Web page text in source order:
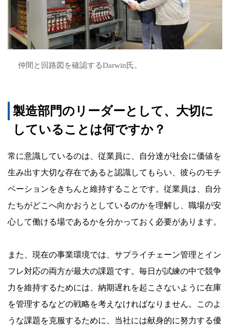
仲間と回路図を確認するDarwin氏。
製造部門のリーダーとして、大切に
していることは何ですか？
常に意識しているのは、従業員に、自分達が社会に価値を
生み出す大切な存在であると認識してもらい、彼らのモチ
ベーションをきちんと維持することです。従業員は、自分
たちがどこへ向かおうとしているのかを理解し、職場が安
心して働ける場であるかを分かっておく必要があります。
また、現在の事業環境では、サプライチェーン管理とイン
フレ対応の両方が最大の課題です。毎日が試練の中で競争
力を維持するためには、納期遅れを起こさないように在庫
を管理するなどの戦略を考えなければなりません。このよ
うな課題を克服するために、当社には献身的に努力する優